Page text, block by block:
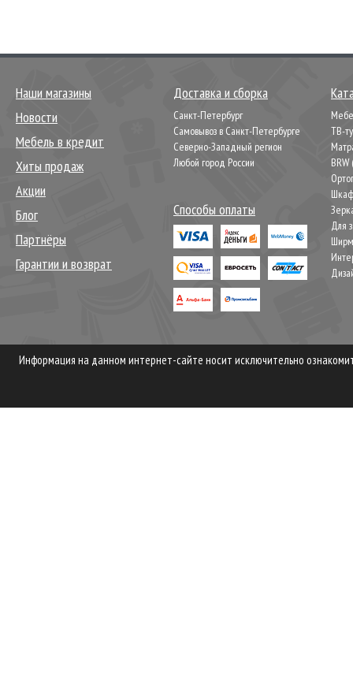
Наши магазины
Новости
Мебель в кредит
Хиты продаж
Акции
Блог
Партнёры
Гарантии и возврат
Доставка и сборка
Санкт-Петербург
Самовывоз в Санкт-Петербурге
Северно-Западный регион
Любой город России
Способы оплаты
ТВ-
Для
Информация на данном интернет-сайте носит исключительно